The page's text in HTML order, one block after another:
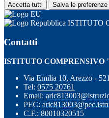
Accetta tutti Salva le preferenze
ISTITUTO
Contatti
ISTITUTO COMPRENSIVO
Via Emilia 10, Arezzo -
Tel: 0575 20761
Email:
PEC:
C.F.: 80010320515